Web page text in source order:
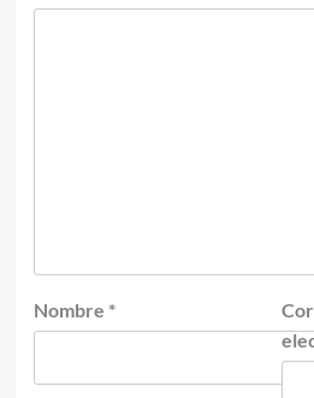
Nombre *